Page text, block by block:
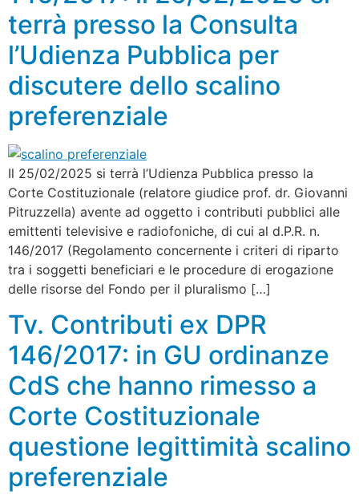
terrà presso la Consulta
l’Udienza Pubblica per
discutere dello scalino
preferenziale
Il 25/02/2025 si terrà l’Udienza Pubblica presso la
Corte Costituzionale (relatore giudice prof. dr. Giovanni
Pitruzzella) avente ad oggetto i contributi pubblici alle
emittenti televisive e radiofoniche, di cui al d.P.R. n.
146/2017 (Regolamento concernente i criteri di riparto
tra i soggetti beneficiari e le procedure di erogazione
delle risorse del Fondo per il pluralismo […]
Tv. Contributi ex DPR
146/2017: in GU ordinanze
CdS che hanno rimesso a
Corte Costituzionale
questione legittimità scalino
preferenziale